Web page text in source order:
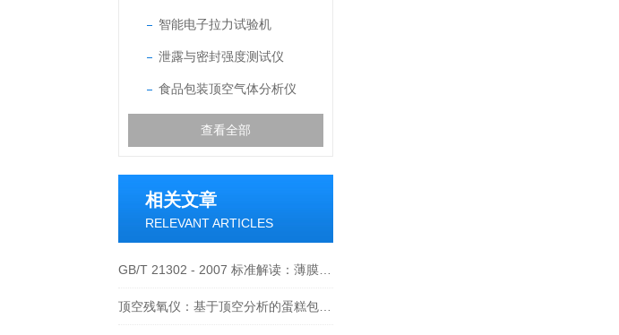
智能电子拉力试验机
泄露与密封强度测试仪
食品包装顶空气体分析仪
查看全部
相关文章
RELEVANT ARTICLES